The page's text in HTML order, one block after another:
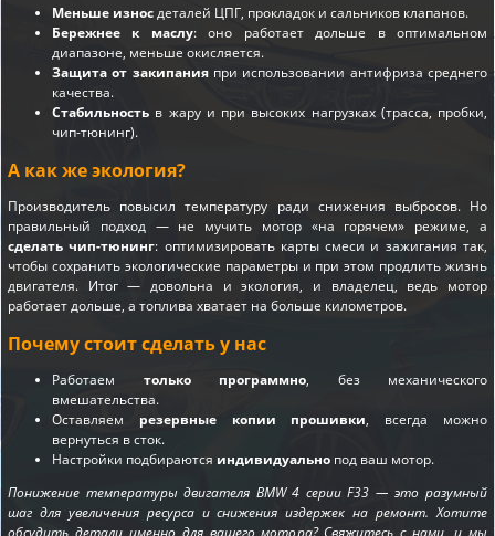
Меньше износдеталей ЦПГ, прокладок и сальников клапанов.
Бережнее к маслу: оно работает дольше в оптимальном
диапазоне, меньше окисляется.
Защита от закипанияпри использовании антифриза среднего
качества.
Стабильность в жару и при высоких нагрузках (трасса, пробки,
чип-тюнинг).
А как же экология?
Производитель повысил температуру ради снижения выбросов. Но
правильный подход — не мучить мотор «на горячем» режиме, а
сделать чип-тюнинг: оптимизировать карты смеси и зажигания так,
чтобы сохранить экологические параметры и при этом продлить жизнь
двигателя. Итог — довольна и экология, и владелец, ведь мотор
работает дольше, а топлива хватает на больше километров.
Почему стоит сделать у нас
Работаем только программно, без механического
вмешательства.
Оставляем резервные копии прошивки, всегда можно
вернуться в сток.
Настройки подбираются индивидуально под ваш мотор.
Понижение температуры двигателя BMW 4 серии F33 — это разумный
шаг для увеличения ресурса и снижения издержек на ремонт. Хотите